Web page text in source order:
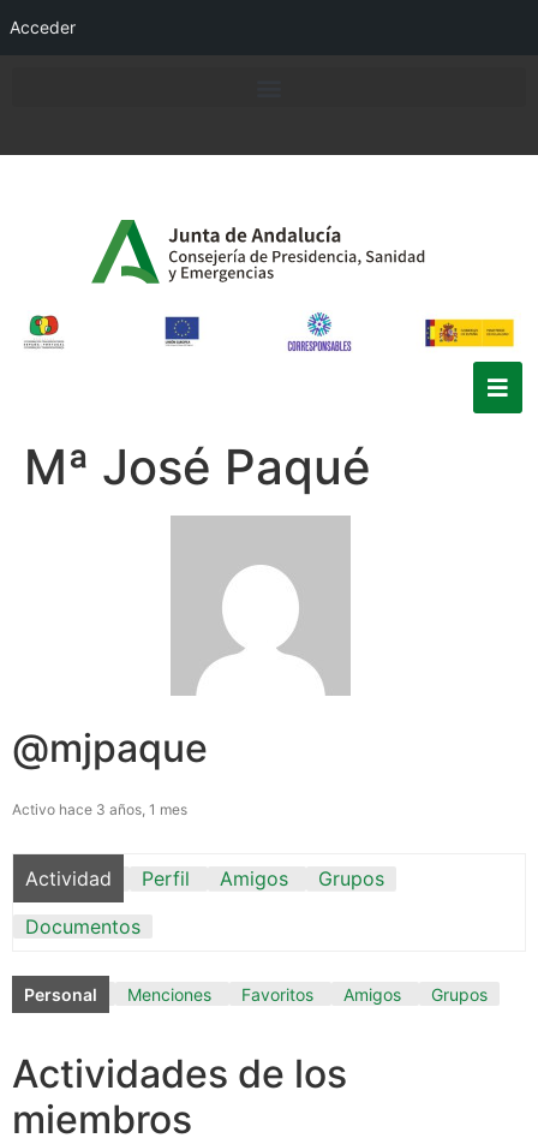
Acceder
Mª José Paqué
@mjpaque
Activo hace 3 años, 1 mes
Actividad Perfil Amigos
Grupos
Documentos
Personal Menciones Favoritos Amigos Grupos
Actividades de los
miembros